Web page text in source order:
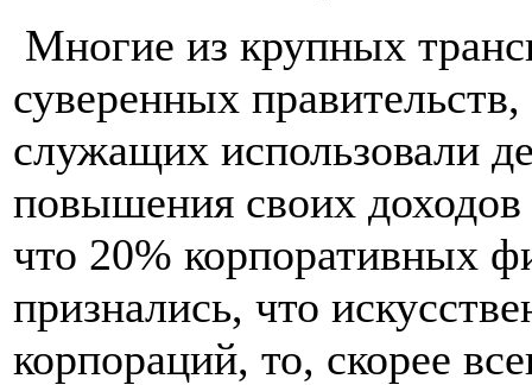
Многие из крупных
суверенных
служащих использовали
повышения своих
что 20% корпоративных
признались, что
корпораций, то, скорее